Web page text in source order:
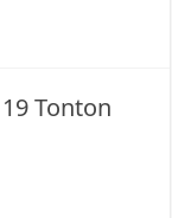
Tonton